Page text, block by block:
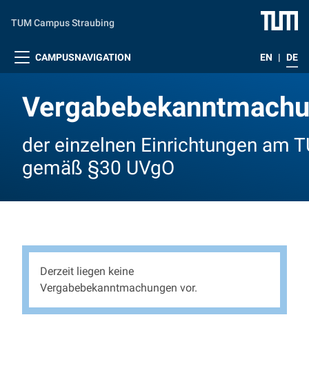
TUM Campus Straubing
CAMPUSNAVIGATION EN | DE
der einzelnen Einrichtungen am
gemäß §30 UVgO
Derzeit liegen keine
Vergabebekanntmachungen vor.